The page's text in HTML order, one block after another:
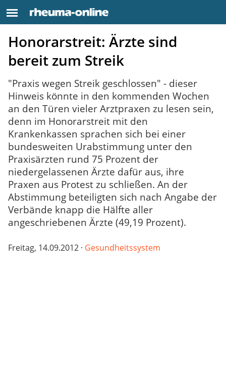
Honorarstreit: Ärzte sind
bereit zum Streik
"Praxis wegen Streik geschlossen" - dieser
Hinweis könnte in den kommenden Wochen
an den Türen vieler Arztpraxen zu lesen sein,
denn im Honorarstreit mit den
Krankenkassen sprachen sich bei einer
bundesweiten Urabstimmung unter den
Praxisärzten rund 75 Prozent der
niedergelassenen Ärzte dafür aus, ihre
Praxen aus Protest zu schließen. An der
Abstimmung beteiligten sich nach Angabe der
Verbände knapp die Hälfte aller
angeschriebenen Ärzte (49,19 Prozent).
Freitag, 14.09.2012 · Gesundheitssystem